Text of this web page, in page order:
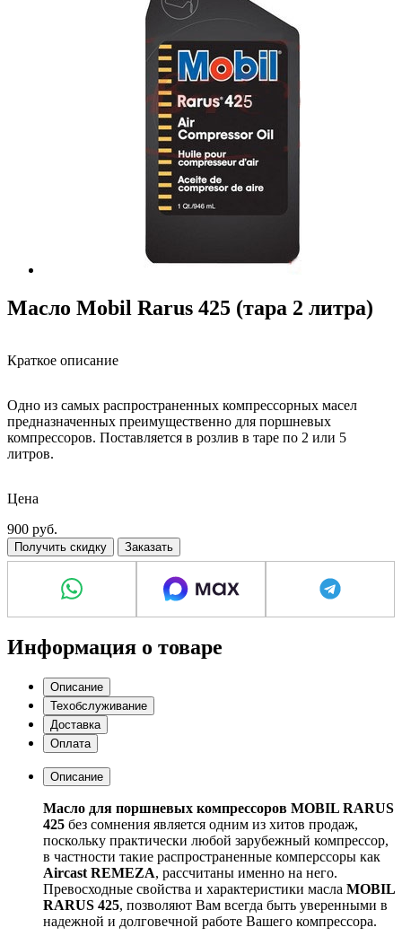
Масло Mobil Rarus 425 (тара 2 литра)
Краткое описание
Одно из самых распространенных компрессорных масел
предназначенных преимущественно для поршневых
компрессоров. Поставляется в розлив в таре по 2 или 5
литров.
Цена
900 руб.
Получить скидку Заказать
Информация о товаре
Описание
Техобслуживание
Доставка
Оплата
Описание
Масло для поршневых компрессоров MOBIL RARUS
425 без сомнения является одним из хитов продаж,
поскольку практически любой зарубежный компрессор,
в частности такие распространенные комперссоры как
Aircast REMEZA, рассчитаны именно на него.
Превосходные свойства и характеристики масла MOBIL
RARUS 425, позволяют Вам всегда быть уверенными в
надежной и долговечной работе Вашего компрессора.